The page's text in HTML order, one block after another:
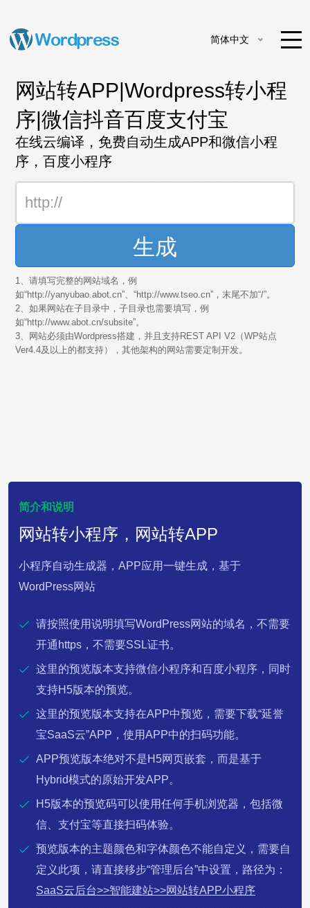
简体中文
网站转APP|Wordpress转小程
序|微信抖音百度支付宝
在线云编译，免费自动生成APP和微信小程
序，百度小程序
生成
1、请填写完整的网站域名，例
如“http://yanyubao.abot.cn”、“http://www.tseo.cn”，末尾不加“/”。
2、如果网站在子目录中，子目录也需要填写，例
如“http://www.abot.cn/subsite”。
3、网站必须由Wordpress搭建，并且支持REST API V2（WP站点
Ver4.4及以上的都支持），其他架构的网站需要定制开发。
简介和说明
网站转小程序，网站转APP
小程序自动生成器，APP应用一键生成，基于
WordPress网站
请按照使用说明填写WordPress网站的域名，不需要
开通https，不需要SSL证书。
这里的预览版本支持微信小程序和百度小程序，同时
支持H5版本的预览。
这里的预览版本支持在APP中预览，需要下载“延誉
宝SaaS云”APP，使用APP中的扫码功能。
APP预览版本绝对不是H5网页嵌套，而是基于
Hybrid模式的原始开发APP。
H5版本的预览码可以使用任何手机浏览器，包括微
信、支付宝等直接扫码体验。
预览版本的主题颜色和字体颜色不能自定义，需要自
定义此项，请直接移步“管理后台”中设置，路径为：
SaaS云后台>>智能建站>>网站转APP小程序